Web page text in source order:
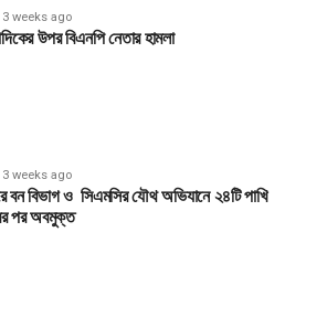
3 weeks ago
উপর বিএনপি নেতার হামলা
3 weeks ago
বন বিভাগ ও সিএমসির যৌথ অভিযানে ২৪টি পাখি
পর অবমুক্ত